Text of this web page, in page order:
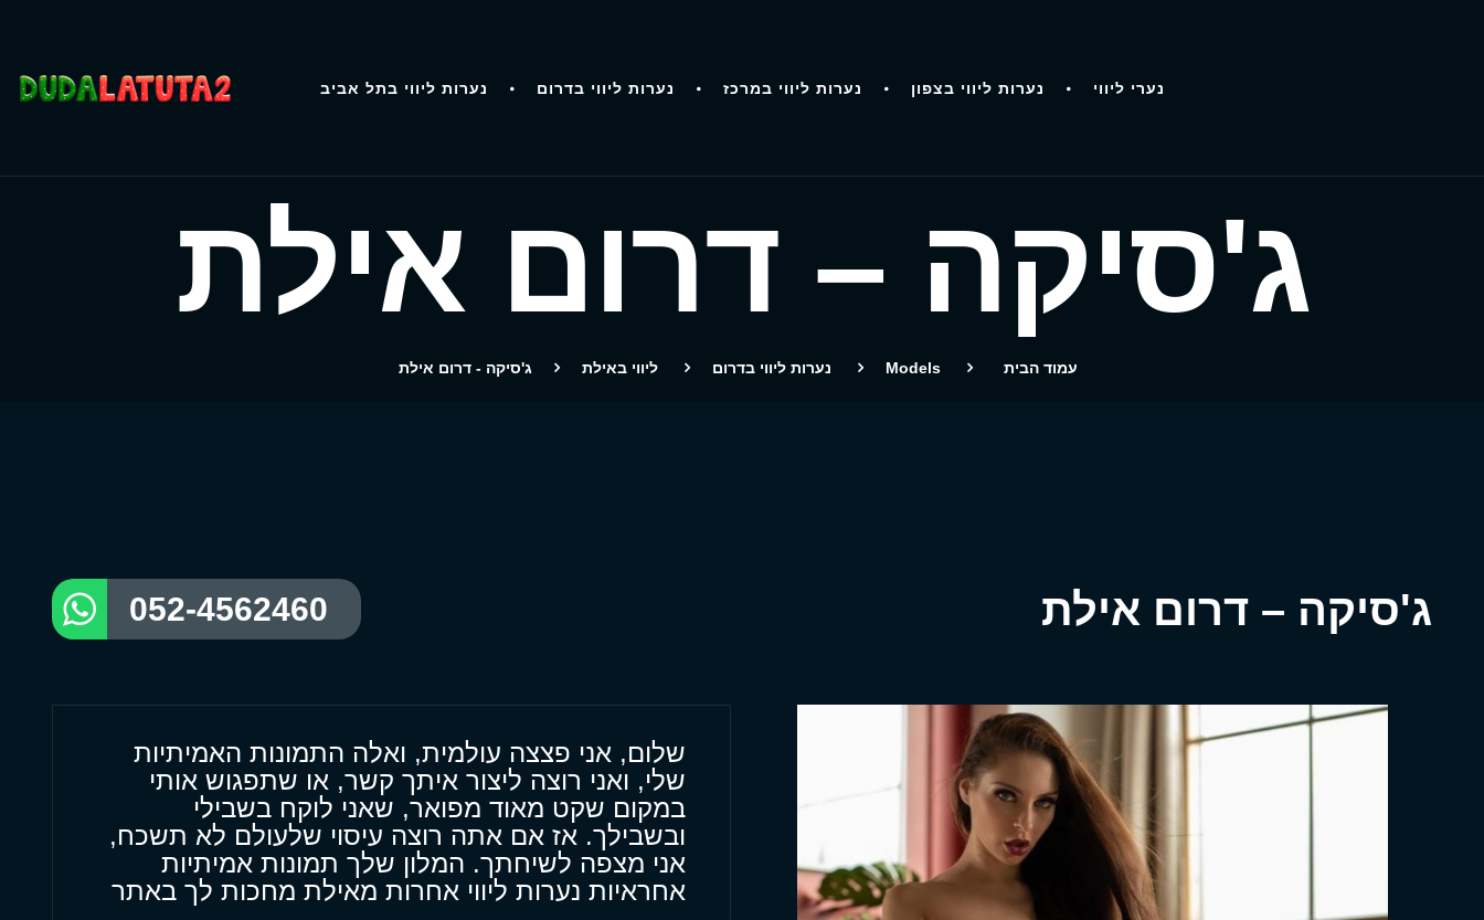
נערות ליווי בתל אביב נערות ליווי בדרום נערות ליווי במרכז נערות ליווי בצפון נערי ליווי
ג'סיקה – דרום אילת
עמוד הבית Models נערות ליווי בדרום ליווי באילת ג'סיקה - דרום אילת
ג'סיקה – דרום אילת 052-4562460
שלום, אני פצצה עולמית, ואלה התמונות האמיתיות
שלי, ואני רוצה ליצור איתך קשר, או שתפגוש אותי
במקום שקט מאוד מפואר, שאני לוקח בשבילי
ובשבילך. אז אם אתה רוצה עיסוי שלעולם לא תשכח,
אני מצפה לשיחתך. המלון שלך תמונות אמיתיות
אחראיות נערות ליווי אחרות מאילת מחכות לך באתר